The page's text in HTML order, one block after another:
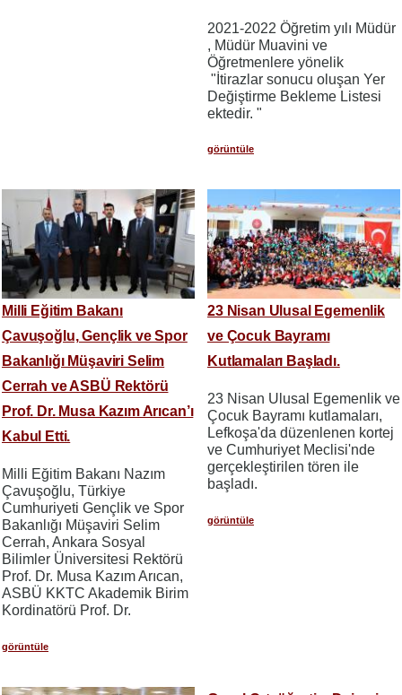
2021-2022 Öğretim yılı Müdür
, Müdür Muavini ve
Öğretmenlere yönelik
"İtirazlar sonucu oluşan Yer
Değiştirme Bekleme Listesi
ektedir. "
görüntüle
Milli Eğitim Bakanı
Çavuşoğlu, Gençlik ve Spor
Bakanlığı Müşaviri Selim
Cerrah ve ASBÜ Rektörü
Prof. Dr. Musa Kazım Arıcan’ı
Kabul Etti.
Milli Eğitim Bakanı Nazım
Çavuşoğlu, Türkiye
Cumhuriyeti Gençlik ve Spor
Bakanlığı Müşaviri Selim
Cerrah, Ankara Sosyal
Bilimler Üniversitesi Rektörü
Prof. Dr. Musa Kazım Arıcan,
ASBÜ KKTC Akademik Birim
Kordinatörü Prof. Dr.
görüntüle
23 Nisan Ulusal Egemenlik
ve Çocuk Bayramı
Kutlamaları Başladı.
23 Nisan Ulusal Egemenlik ve
Çocuk Bayramı kutlamaları,
Lefkoşa'da düzenlenen kortej
ve Cumhuriyet Meclisi'nde
gerçekleştirilen tören ile
başladı.
görüntüle